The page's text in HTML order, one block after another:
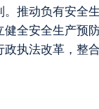
推动负有安全
全安全生产预
执法改革，整